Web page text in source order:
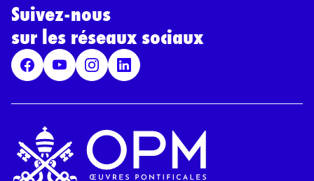
R
P
D
*
Suivez-nous
sur les réseaux sociaux